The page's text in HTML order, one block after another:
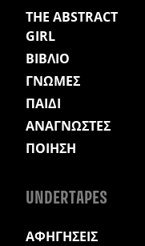
THE ABSTRACT
GIRL
ΒΙΒΛΙΟ
ΓΝΩΜΕΣ
ΠΑΙΔΙ
ΑΝΑΓΝΩΣΤΕΣ
ΠΟΙΗΣΗ
UNDERTAPES
ΑΦΗΓΗΣΕΙΣ